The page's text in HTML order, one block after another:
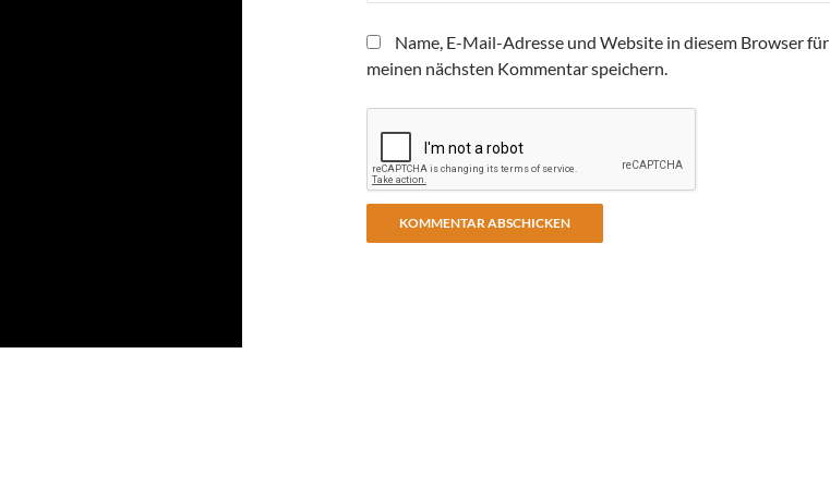
Name, E-Mail-Adresse und Website in diesem Browser für
meinen nächsten Kommentar speichern.